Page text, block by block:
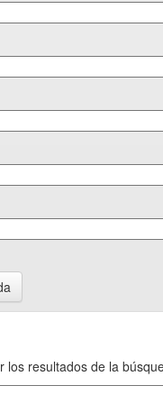
los resultados de la